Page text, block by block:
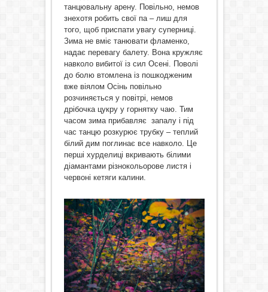
танцювальну арену. Повільно, немов
знехотя робить свої па – лиш для
того, щоб приспати увагу суперниці.
Зима не вміє танювати фламенко,
надає перевагу балету. Вона кружляє
навколо вибитої із сил Осені. Поволі
до болю втомлена із пошкодженим
вже віялом Осінь повільно
розчиняється у повітрі, немов
дрібочка цукру у горнятку чаю. Тим
часом зима прибавляє запалу і під
час танцю розкурює трубку – теплий
білий дим поглинає все навколо. Це
перші хурделиці вкривають білими
діамантами різнокольорове листя і
червоні кетяги калини.